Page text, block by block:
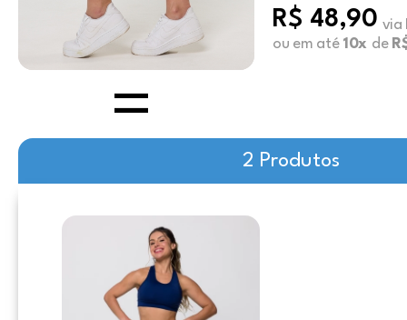
R$ 48,90 via
ou em até 10x de
2 Produtos